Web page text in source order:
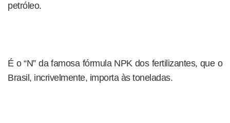
petróleo.
É o “N” da famosa fórmula NPK dos fertilizantes, que o
Brasil, incrivelmente, importa às toneladas.